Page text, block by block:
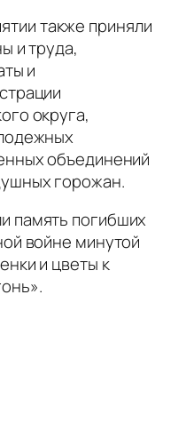
также приняли
и труда,
и
округа,
объединений
горожан.
память погибших
войне минутой
и цветы к